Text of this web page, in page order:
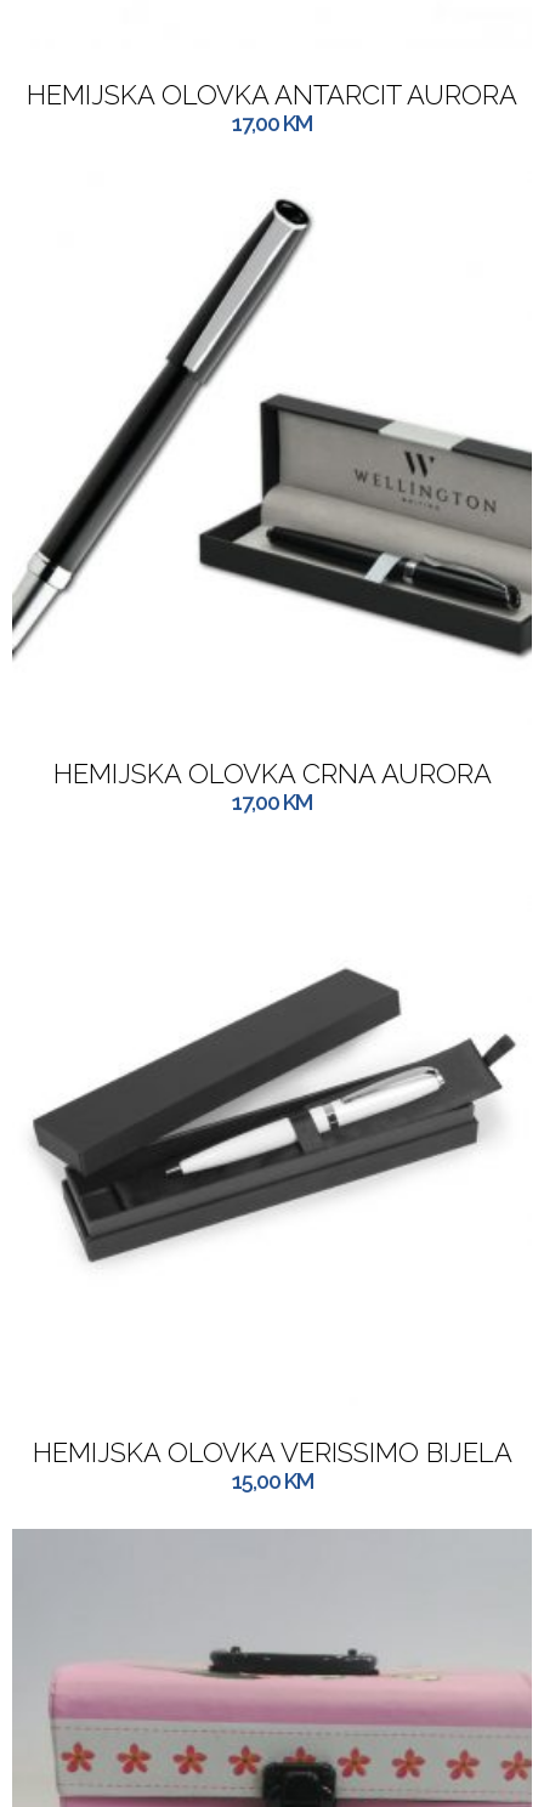
HEMIJSKA OLOVKA ANTARCIT AURORA
17,00KM
HEMIJSKA OLOVKA CRNA AURORA
17,00KM
HEMIJSKA OLOVKA VERISSIMO BIJELA
15,00KM